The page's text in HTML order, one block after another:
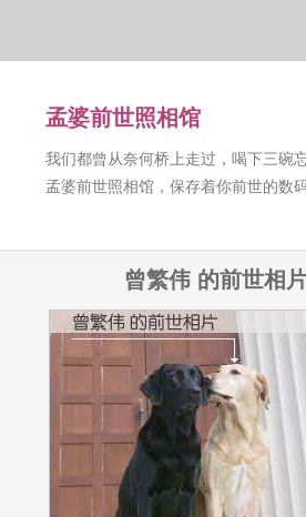
孟婆前世照相馆
我们都曾从奈何桥上走过，喝下三碗
孟婆前世照相馆，保存着你前世的数码
曾繁伟 的前世相